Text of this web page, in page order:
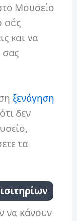
Μουσείο
σάς
και να
σας
ξενάγηση
δεν
τα
να κάνουν